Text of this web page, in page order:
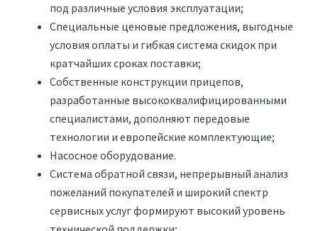
под различные условия эксплуатации;
Специальные ценовые предложения, выгодные
условия оплаты и гибкая система скидок при
кратчайших сроках поставки;
Собственные конструкции прицепов,
разработанные высококвалифицированными
специалистами, дополняют передовые
технологии и европейские комплектующие;
Насосное оборудование.
Система обратной связи, непрерывный анализ
пожеланий покупателей и широкий спектр
сервисных услуг формируют высокий уровень